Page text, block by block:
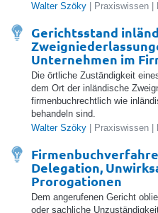
Walter Szöky | Praxiswissen |
Gerichtsstand
Unternehmen im
Die örtliche Zuständigkeit
dem Ort der inländische
firmenbuchrechtlich wie
behandeln sind.
Walter Szöky | Praxiswissen |
Delegation,
Prorogationen
Dem angerufenen Gericht
oder sachliche